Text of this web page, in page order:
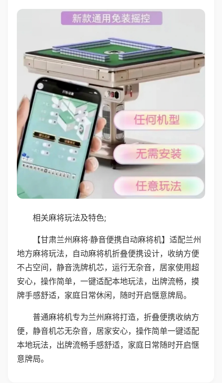
相关麻将玩法及特色;
【甘肃兰州麻将·静音便携自动麻将机】适配兰州
地方麻将玩法，自动麻将机折叠便携设计，收纳方便
不占空间，静音洗牌机芯，运行无杂音，居家使用超
安心，操作简单，一键适配本地玩法，出牌流畅，摸
牌手感舒适，家庭日常休闲，随时开启惬意牌局。
普通麻将机专为兰州麻将打造，折叠便携收纳方
便，静音机芯无杂音，居家安心，操作简单一键适配
本地玩法，出牌流畅手感舒适，家庭日常随时开启惬
意牌局。